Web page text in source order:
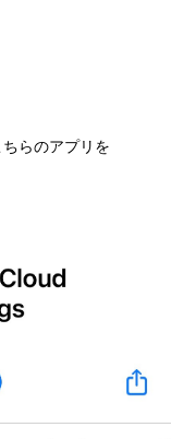
らのアプリを